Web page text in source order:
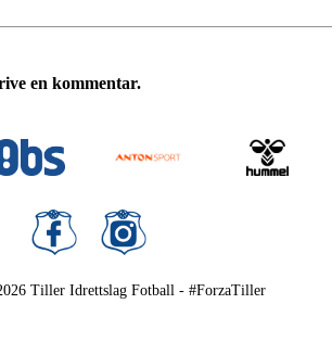
en kommentar.
Tiller Idrettslag Fotball - #ForzaTiller